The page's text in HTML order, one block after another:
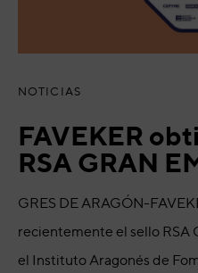
NOTICIAS
FAVEKER
RSA GRAN
GRES DE ARAGÓN-
recientemente el sello RSA
el Instituto Aragonés de